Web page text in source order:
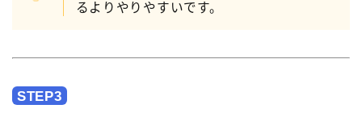
るよりやりやすいです。
STEP3